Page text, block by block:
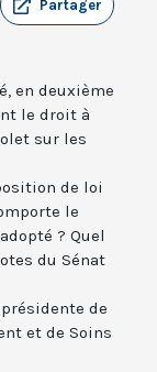
Partager
en deuxième
le droit à
sur les
de loi
le
? Quel
du Sénat
de
et de Soins